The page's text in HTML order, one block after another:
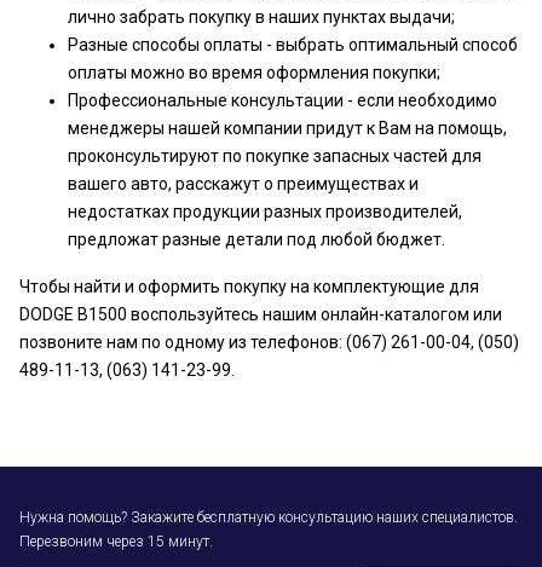
лично забрать покупку в наших пунктах выдачи;
Разные способы оплаты - выбрать оптимальный способ
оплаты можно во время оформления покупки;
Профессиональные консультации - если необходимо
менеджеры нашей компании придут к Вам на помощь,
проконсультируют по покупке запасных частей для
вашего авто, расскажут о преимуществах и
недостатках продукции разных производителей,
предложат разные детали под любой бюджет.
Чтобы найти и оформить покупку на комплектующие для
DODGE B1500 воспользуйтесь нашим онлайн-каталогом или
позвоните нам по одному из телефонов: (067) 261-00-04, (050)
489-11-13, (063) 141-23-99.
Нужна помощь? Закажите бесплатную консультацию наших специалистов.
Перезвоним через 15 минут.